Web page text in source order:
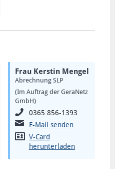
Frau Kerstin Mengel
Abrechnung SLP
(Im Auftrag der GeraNetz
GmbH)
0365 856-1393
E-Mail senden
V-Card
herunterladen